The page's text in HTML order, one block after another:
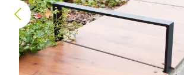
verwendet:Universe Sitzbänke,Fahrrad
Kangu
sowieRecycling Abfallbehälter..